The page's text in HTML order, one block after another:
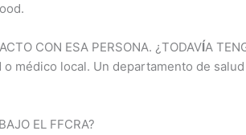
CON ESA PERSONA. ¿TODAVÍA
médico local. Un departamento de
EL FFCRA?